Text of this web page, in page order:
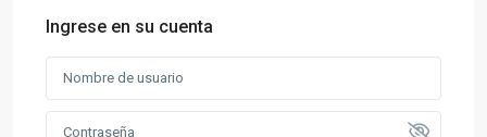
Ingrese en su cuenta